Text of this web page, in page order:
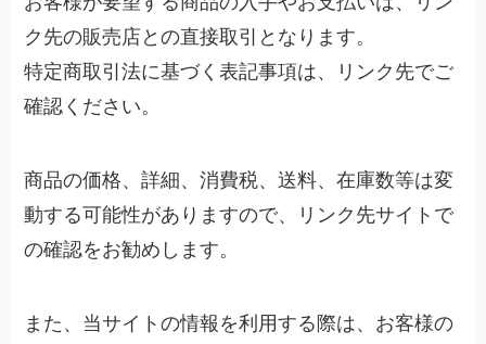
ク先の販売店との直接取引となります。
特定商取引法に基づく表記事項は、リンク先でご
確認ください。
商品の価格、詳細、消費税、送料、在庫数等は変
動する可能性がありますので、リンク先サイトで
の確認をお勧めします。
また、当サイトの情報を利用する際は、お客様の